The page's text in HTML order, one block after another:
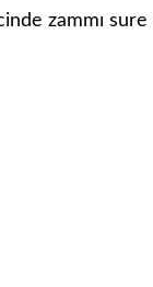
zammı sure